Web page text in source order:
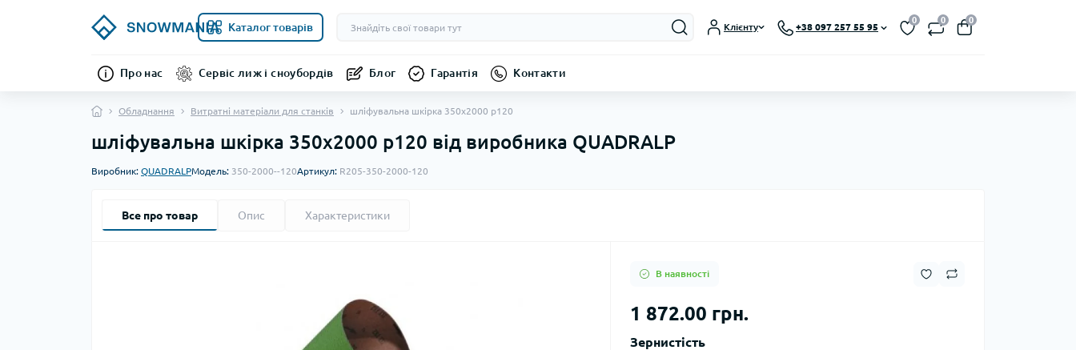
Каталог товарів Клієнту +38 097 257 55 95
0 0 0
Про нас Сервіс лиж і сноубордів Блог Гарантія Контакти
Обладнання Витратні матеріали для станків шліфувальна шкірка 350х2000 p120
шліфувальна шкірка 350х2000 p120 від виробника QUADRALP
Виробник: QUADRALPМодель: 350-2000--120Артикул: R205-350-2000-120
Все про товар Опис Характеристики
В наявності
1 872.00 грн.
Зернистість